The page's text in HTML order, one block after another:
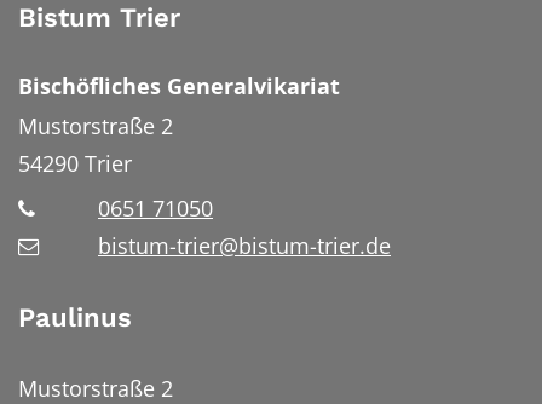
Bistum Trier
Bischöfliches Generalvikariat
Mustorstraße 2
54290 Trier
0651 71050
bistum-trier@bistum-trier.de
Paulinus
Mustorstraße 2